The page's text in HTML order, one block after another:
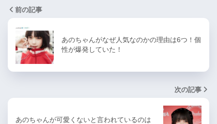
前の記事
あのちゃんがなぜ人気なのかの理由は6つ！個
性が爆発していた！
次の記事
あのちゃんが可愛くないと言われているのは